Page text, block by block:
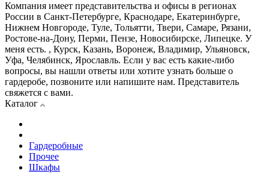
Компания имеет представительства и офисы в регионах
России в Санкт-Петербурге, Краснодаре, Екатеринбурге,
Нижнем Новгороде, Туле, Тольятти, Твери, Самаре, Рязани,
Ростове-на-Дону, Перми, Пензе, Новосибирске, Липецке. У
меня есть. , Курск, Казань, Воронеж, Владимир, Ульяновск,
Уфа, Челябинск, Ярославль. Если у вас есть какие-либо
вопросы, вы нашли ответы или хотите узнать больше о
гардеробе, позвоните или напишите нам. Представитель
свяжется с вами.
Каталог
Гардеробные
Прочее
Шкафы